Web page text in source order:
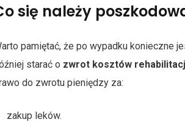
się należy
pamiętać, że po wypadku konieczne
starać o zwrot kosztów
do zwrotu pieniędzy za:
zakup leków.